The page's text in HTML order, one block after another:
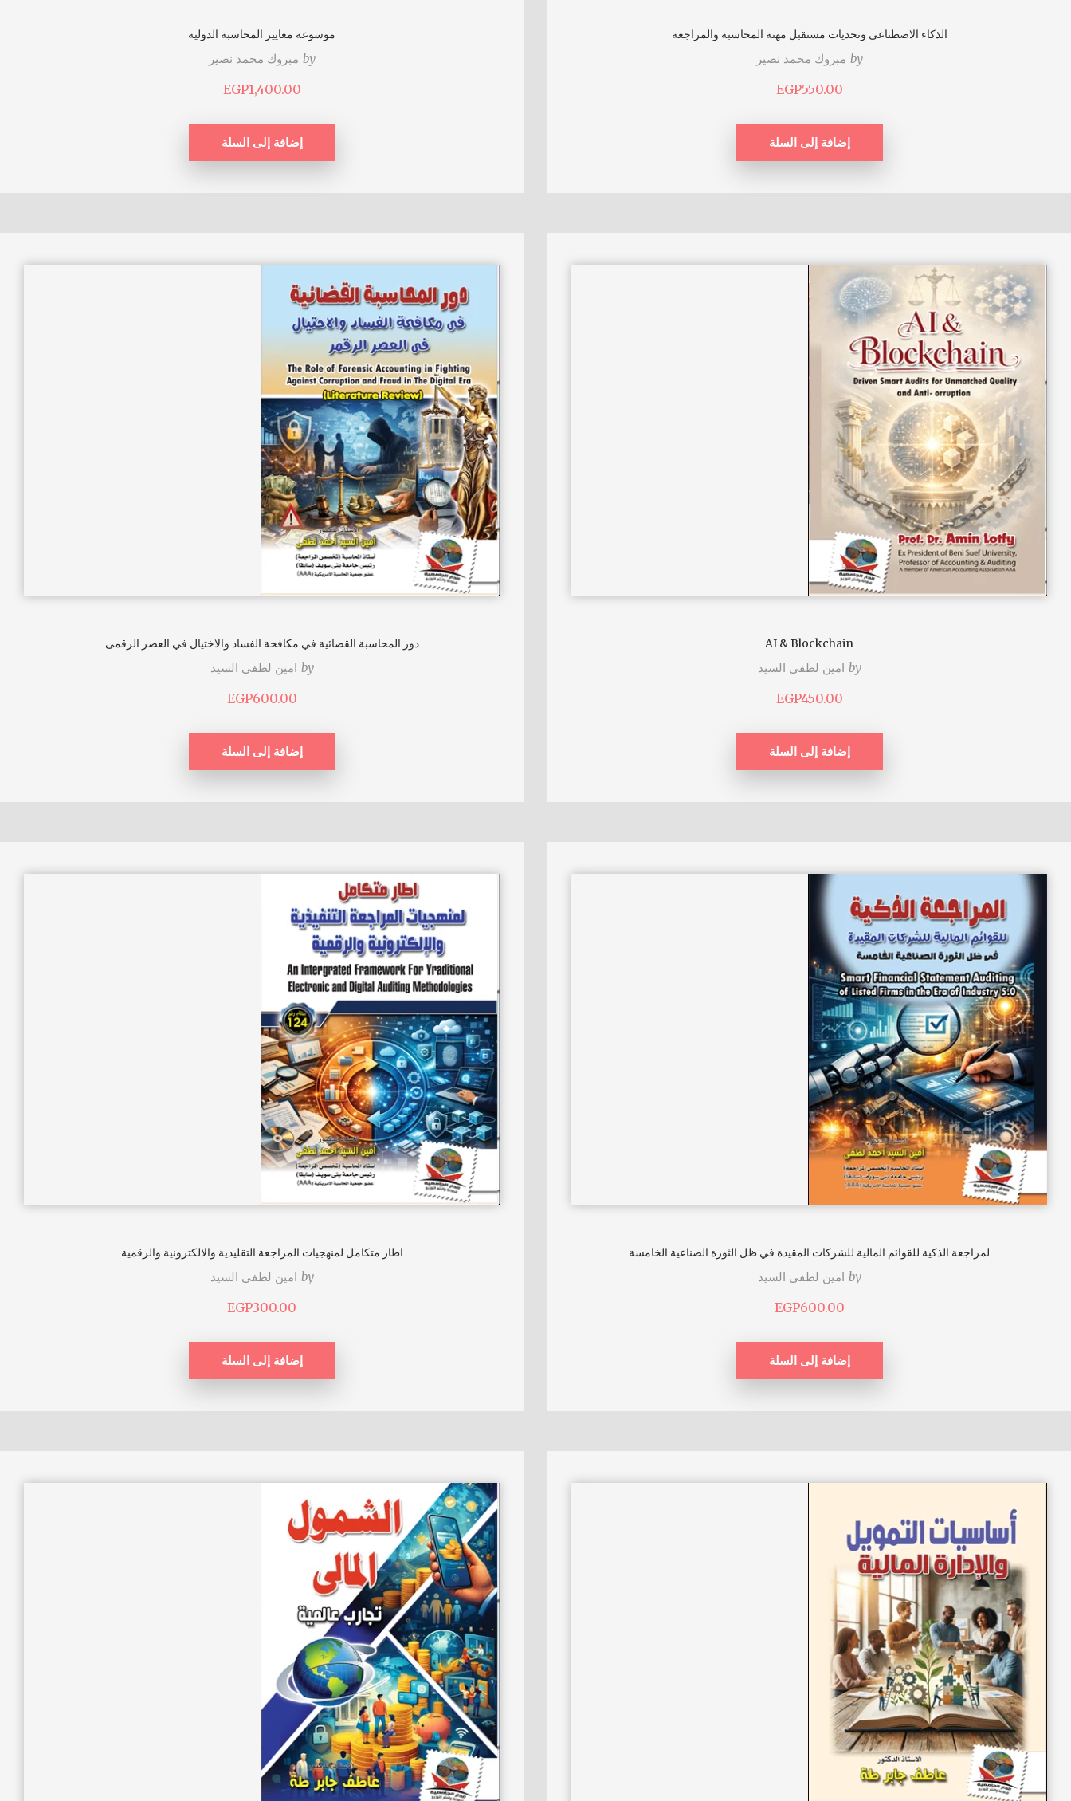
الذكاء الاصطناعى وتحديات مستقبل مهنة المحاسبة والمراجعة
by مبروك محمد نصير
EGP550.00
إضافة إلى السلة
موسوعة معايير المحاسبة الدولية
by مبروك محمد نصير
EGP1,400.00
إضافة إلى السلة
AI & Blockchain
by امين لطفى السيد
EGP450.00
إضافة إلى السلة
دور المحاسبة القضائية في مكافحة الفساد والاختيال في العصر الرقمى
by امين لطفى السيد
EGP600.00
إضافة إلى السلة
لمراجعة الذكية للقوائم المالية للشركات المقيدة في ظل الثورة الصناعية الخامسة
by امين لطفى السيد
EGP600.00
إضافة إلى السلة
اطار متكامل لمنهجيات المراجعة التقليدية والالكترونية والرقمية
by امين لطفى السيد
EGP300.00
إضافة إلى السلة